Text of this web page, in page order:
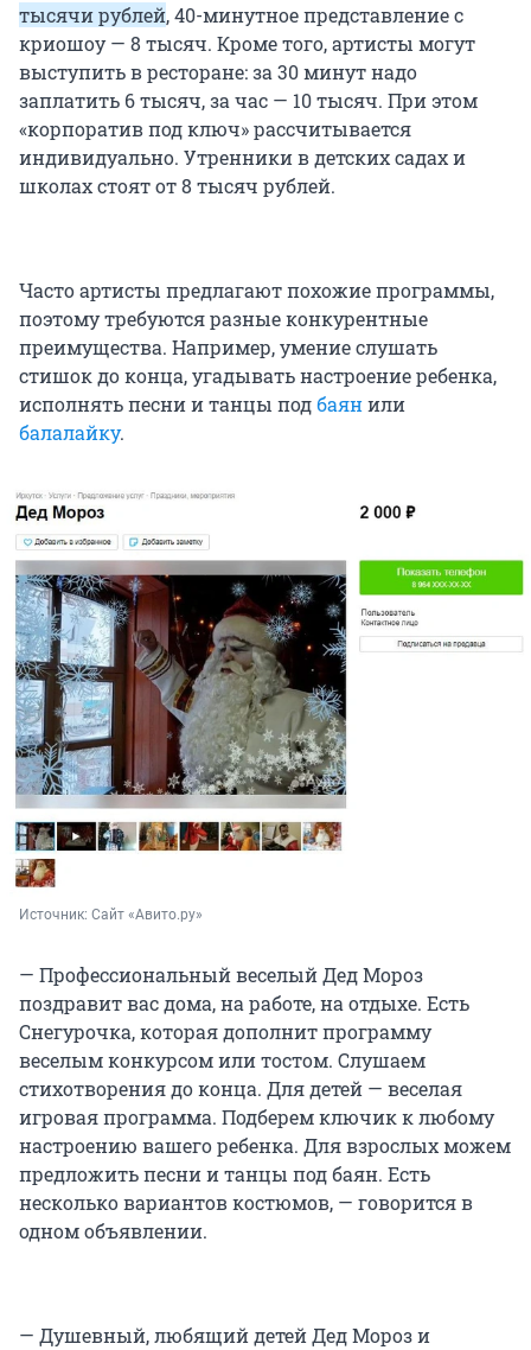
тысячи рублей, 40-минутное представление с
криошоу — 8 тысяч. Кроме того, артисты могут
выступить в ресторане: за 30 минут надо
заплатить 6 тысяч, за час — 10 тысяч. При этом
«корпоратив под ключ» рассчитывается
индивидуально. Утренники в детских садах и
школах стоят от 8 тысяч рублей.
Часто артисты предлагают похожие программы,
поэтому требуются разные конкурентные
преимущества. Например, умение слушать
стишок до конца, угадывать настроение ребенка,
исполнять песни и танцы подбаянили
балалайку.
Источник: Сайт «Авито.ру»
— Профессиональный веселый Дед Мороз
поздравит вас дома, на работе, на отдыхе. Есть
Снегурочка, которая дополнит программу
веселым конкурсом или тостом. Слушаем
стихотворения до конца. Для детей — веселая
игровая программа. Подберем ключик к любому
настроению вашего ребенка. Для взрослых можем
предложить песни и танцы под баян. Есть
несколько вариантов костюмов, — говорится в
одном объявлении.
— Душевный, любящий детей Дед Мороз и